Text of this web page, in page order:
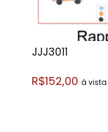
JJJ3011
R$152,00 á vista